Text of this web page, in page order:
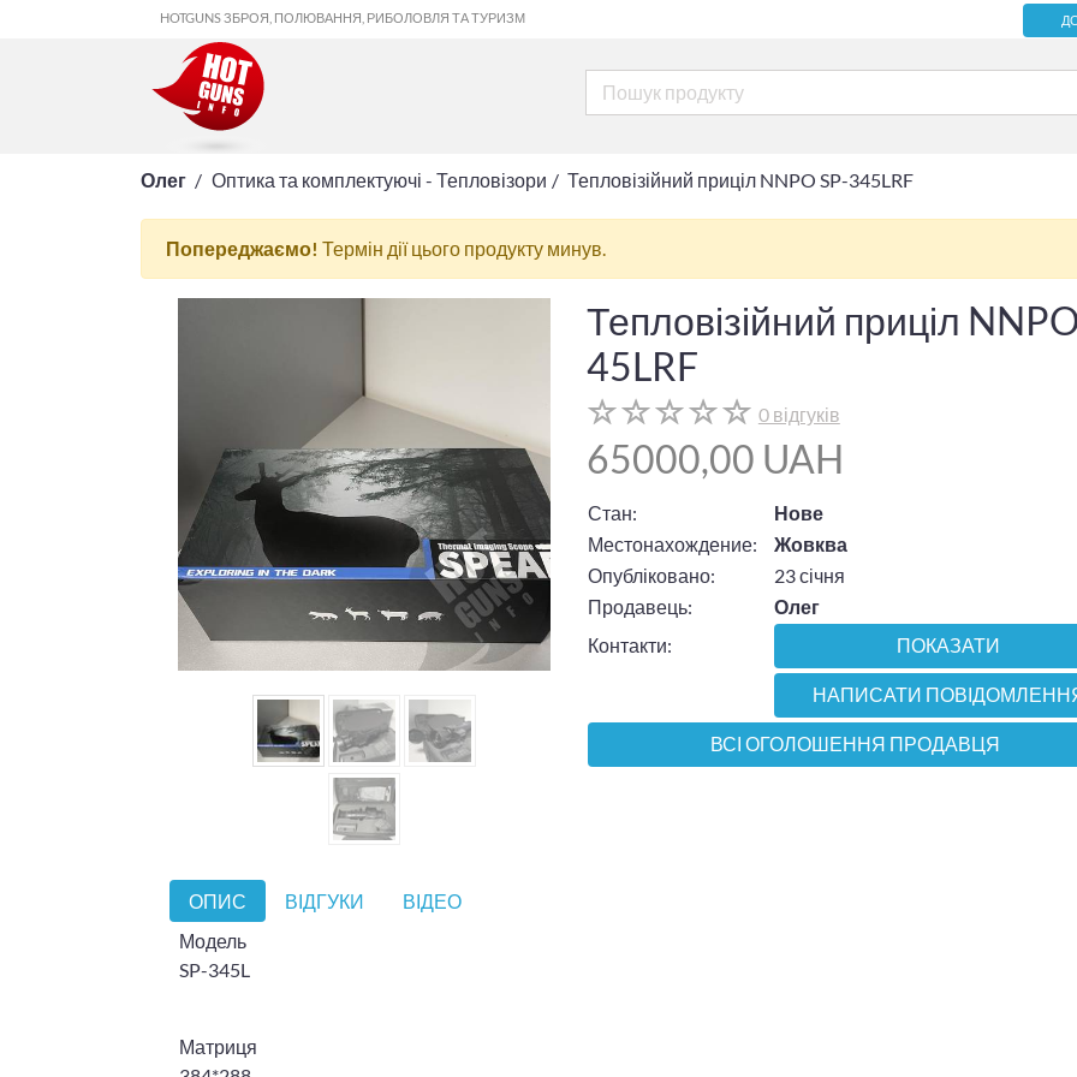
HOTGUNS ЗБРОЯ, ПОЛЮВАННЯ, РИБОЛОВЛЯ ТА ТУРИЗМ
Олег Оптика та комплектуючі - Тепловізори Тепловізійний приціл NNPO SP-345LRF
Попереджаємо! Термін дії цього продукту минув.
Тепловізійний приціл
45LRF
0 відгуків
65000,00 UAH
Стан:
Нове
Местонахождение:
Жовква
Опубліковано:
23 січня
Продавець:
Олег
Контакти:
ПОКАЗАТИ
НАПИСАТИ
ВСІ ОГОЛОШЕННЯ ПРОДАВЦЯ
ОПИС ВІДГУКИ
ВІДЕО
Модель
SP-345L
Матриця